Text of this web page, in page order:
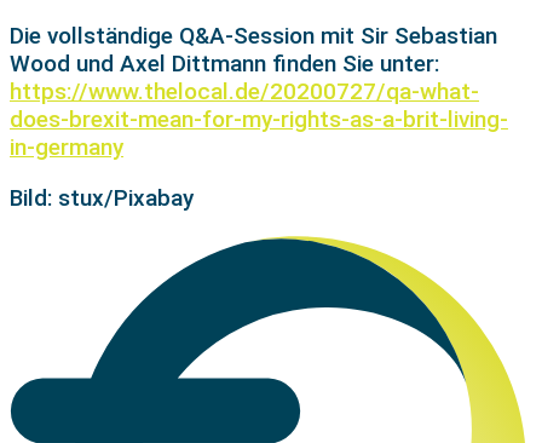
Die vollständige Q&A-Session mit Sir Sebastian
Wood und Axel Dittmann finden Sie unter:
https://www.thelocal.de/20200727/qa-what-
does-brexit-mean-for-my-rights-as-a-brit-living-
in-germany
Bild: stux/Pixabay